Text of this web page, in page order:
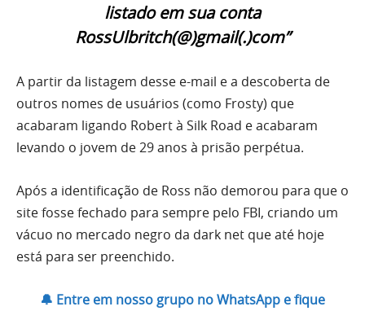
listado em sua conta
RossUlbritch(@)gmail(.)com”
A partir da listagem desse e-mail e a descoberta de
outros nomes de usuários (como Frosty) que
acabaram ligando Robert à Silk Road e acabaram
levando o jovem de 29 anos à prisão perpétua.
Após a identificação de Ross não demorou para que o
site fosse fechado para sempre pelo FBI, criando um
vácuo no mercado negro da dark net que até hoje
está para ser preenchido.
🔔 Entre em nosso grupo no WhatsApp e fique